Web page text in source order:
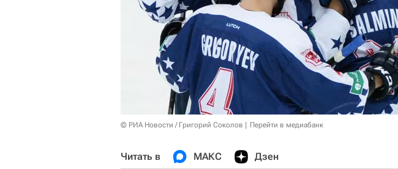
© РИА Новости / Григорий Соколов Перейти в медиабанк
Читать в МАКС Дзен